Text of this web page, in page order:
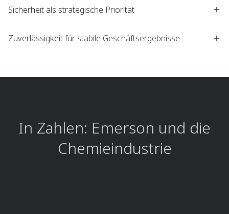
Sicherheit als strategische Priorität
Zuverlässigkeit für stabile Geschäftsergebnisse
In Zahlen: Emerson und die
Chemieindustrie